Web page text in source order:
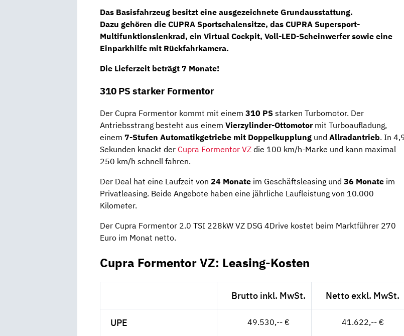
Das Basisfahrzeug besitzt eine ausgezeichnete Grundausstattung.
Dazu gehören die CUPRA Sportschalensitze, das CUPRA Supersport-
Multifunktionslenkrad, ein Virtual Cockpit, Voll-LED-Scheinwerfer sowie eine
Einparkhilfe mit Rückfahrkamera.
Die Lieferzeit beträgt 7 Monate!
310 PS starker Formentor
Der Cupra Formentor kommt mit einem 310 PS starken Turbomotor. Der
Antriebsstrang besteht aus einem Vierzylinder-Ottomotormit Turboaufladung,
einem 7-Stufen Automatikgetriebe mit Doppelkupplung und Allradantrieb. In
Sekunden knackt der Cupra Formentor VZ die 100 km/h-Marke und kann maximal
250 km/h schnell fahren.
Der Deal hat eine Laufzeit von 24 Monate im Geschäftsleasing und 36 Monate im
Privatleasing. Beide Angebote haben eine jährliche Laufleistung von 10.000
Kilometer.
Der Cupra Formentor 2.0 TSI 228kW VZ DSG 4Drive kostet beim Marktführer 270
Euro im Monat netto.
Cupra Formentor VZ: Leasing-Kosten
Brutto inkl. MwSt. Netto exkl. MwSt.
UPE 49.530,-- € 41.622,-- €